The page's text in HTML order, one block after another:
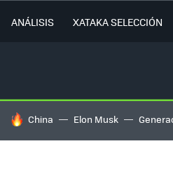
ANÁLISIS XATAKA SELECCIÓN
HOY SE HABLA DE
China Elon Musk